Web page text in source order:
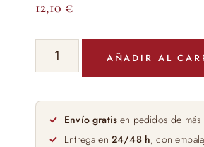
12,10 €
Vino
Tinto
Valdelosfrailes
Crianza
75cl
cantidad
AÑADIR AL
Envío gratis en pedidos de
Entrega en 24/48 h, con